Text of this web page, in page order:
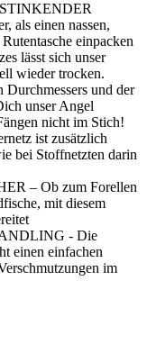
als einen nassen,
einpacken
lässt sich unser
wieder trocken.
und der
unser Angel
nicht im Stich!
ist zusätzlich
bei Stoffnetzten darin
– Ob zum Forellen
mit diesem
- Die
einen einfachen
im